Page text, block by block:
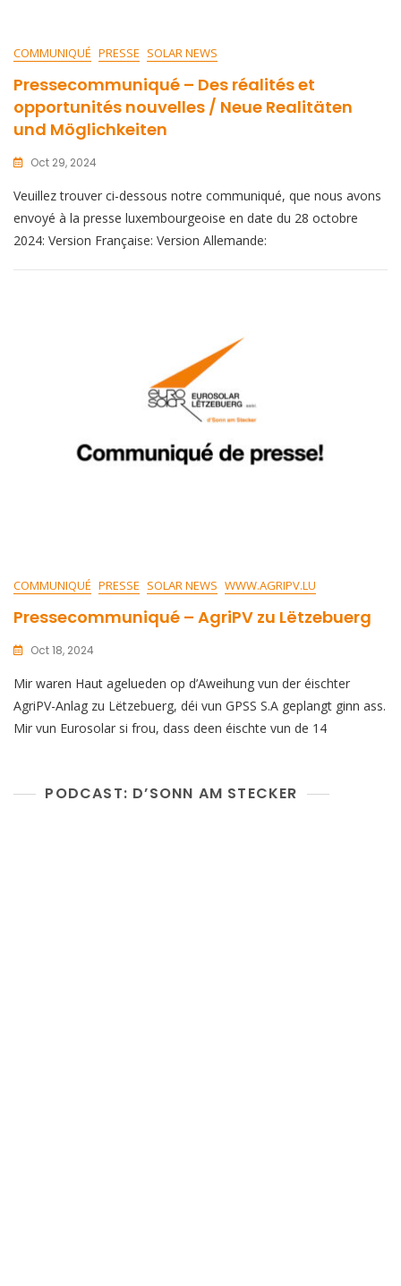
COMMUNIQUÉ PRESSE SOLAR NEWS
Pressecommuniqué – Des réalités et
opportunités nouvelles / Neue Realitäten
und Möglichkeiten
Oct 29, 2024
Veuillez trouver ci-dessous notre communiqué, que nous avons
envoyé à la presse luxembourgeoise en date du 28 octobre
2024: Version Française: Version Allemande:
COMMUNIQUÉ PRESSE SOLAR NEWS WWW.AGRIPV.LU
Pressecommuniqué – AgriPV zu Lëtzebuerg
Oct 18, 2024
Mir waren Haut agelueden op d’Aweihung vun der éischter
AgriPV-Anlag zu Lëtzebuerg, déi vun GPSS S.A geplangt ginn ass.
Mir vun Eurosolar si frou, dass deen éischte vun de 14
PODCAST: D’SONN AM STECKER